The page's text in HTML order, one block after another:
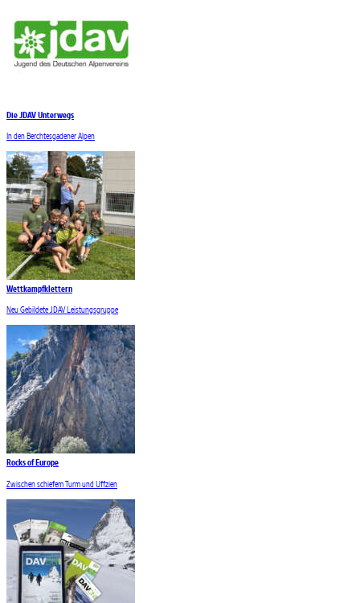
Die JDAV Unterwegs
In den Berchtesgadener Alpen
Wettkampfklettern
Neu Gebildete JDAV Leistungsgruppe
Rocks of Europe
Zwischen schiefem Turm und Uffzien